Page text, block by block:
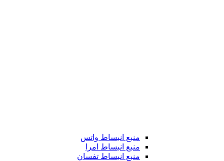
منبع انبساط واتس
منبع انبساط امرا
منبع انبساط تفسان